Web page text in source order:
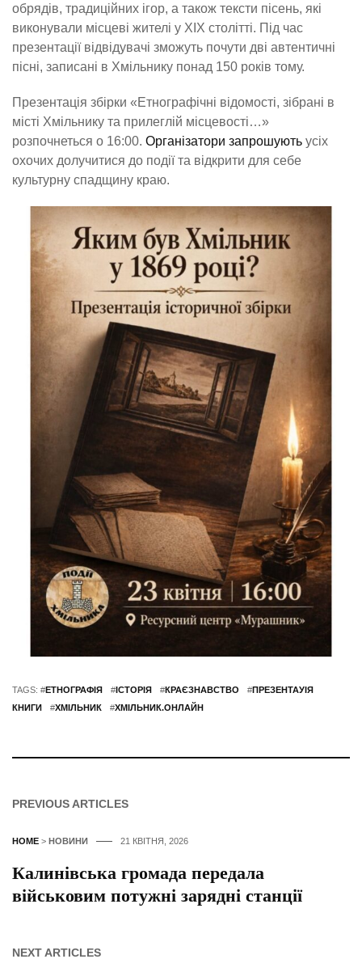
обрядів, традиційних ігор, а також тексти пісень, які
виконували місцеві жителі у ХІХ столітті. Під час
презентації відвідувачі зможуть почути дві автентичні
пісні, записані в Хмільнику понад 150 років тому.
Презентація збірки «Етнографічні відомості, зібрані в
місті Хмільнику та прилеглій місцевості…»
розпочнеться о 16:00. Організатори запрошують усіх
охочих долучитися до події та відкрити для себе
культурну спадщину краю.
TAGS: #ЕТНОГРАФІЯ #ІСТОРІЯ #КРАЄЗНАВСТВО #ПРЕЗЕНТАУІЯ
КНИГИ
#ХМІЛЬНИК #ХМІЛЬНИК.ОНЛАЙН
PREVIOUS ARTICLES
HOME > НОВИНИ 21 КВІТНЯ, 2026
Калинівська громада передала
військовим потужні зарядні станції
NEXT ARTICLES